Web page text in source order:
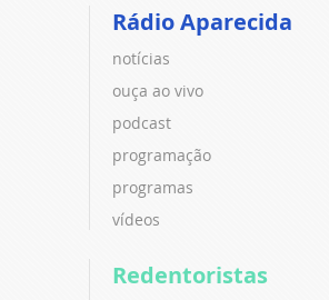
Rádio Aparecida
notícias
ouça ao vivo
podcast
programação
programas
vídeos
Redentoristas